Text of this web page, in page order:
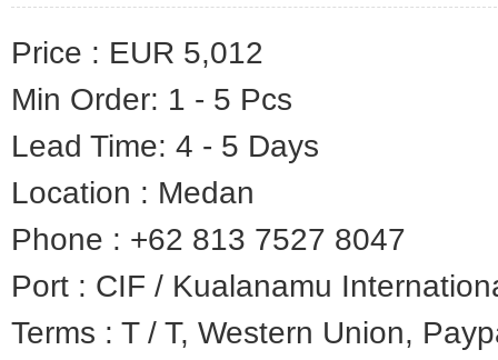
Price : EUR 5,012
Min Order: 1 - 5 Pcs
Lead Time: 4 - 5 Days
Location : Medan
Phone : +62 813 7527 8047
Port : CIF / Kualanamu
Terms : T / T, Western Union,